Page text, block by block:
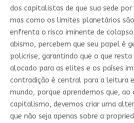
dos capitalistas de que sua sede
mas como os limites planetários
enfrenta o risco iminente de
abismo, percebem que seu papel é
policrise, garantindo que o que
alocado para as elites e os países
contradição é central para a leitura
mundo, porque aprendemos que, ao
capitalismo, devemos criar uma
que não seja apenas sobre a